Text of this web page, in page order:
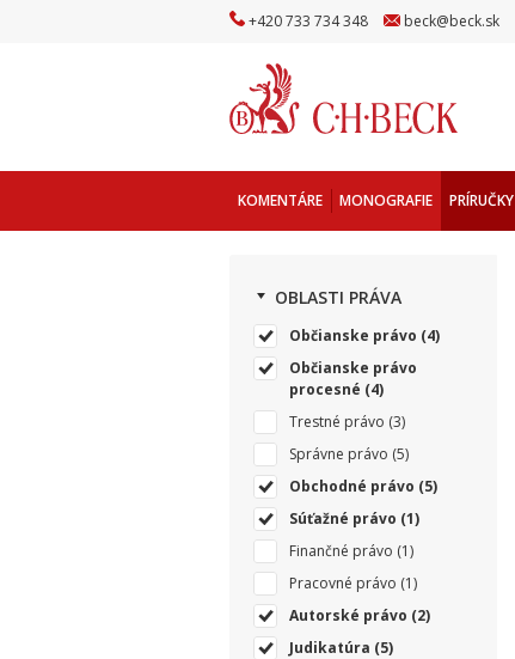
+420733 734348 beck@beck.sk
KOMENTÁRE MONOGRAFIE PRÍRUČKY
OBLASTI PRÁVA
Občianske právo (4)
Občianske právo
procesné (4)
Trestné právo (3)
Správne právo (5)
Obchodné právo (5)
Súťažné právo (1)
Finančné právo (1)
Pracovné právo (1)
Autorské právo (2)
Judikatúra (5)